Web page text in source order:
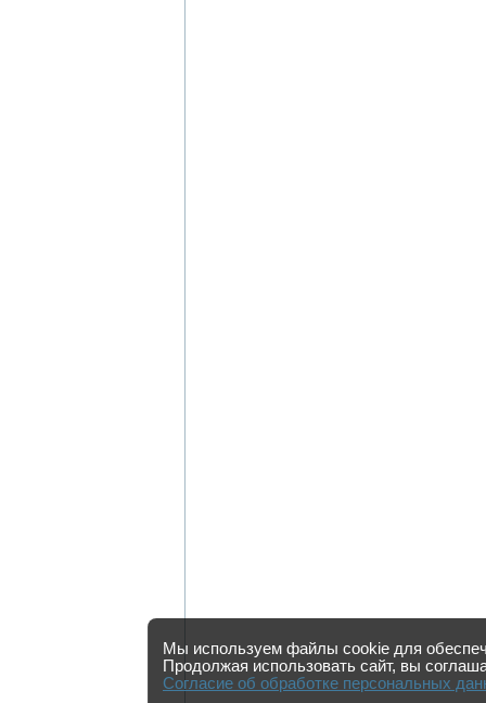
Мы используем файлы cookie для
Продолжая использовать сайт, вы
Согласие об обработке персональных